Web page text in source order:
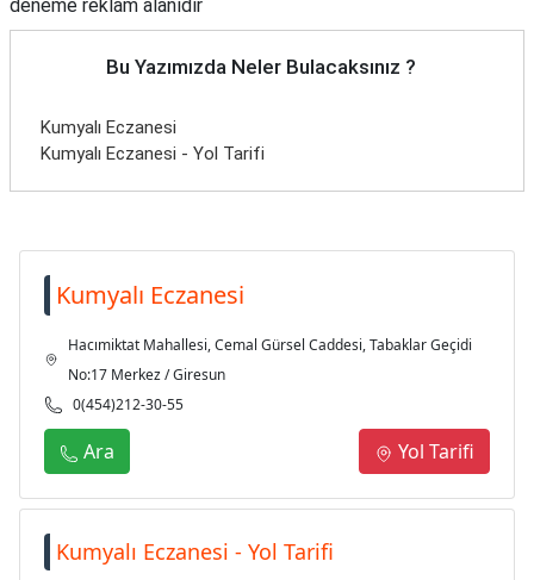
deneme reklam alanıdır
Bu Yazımızda Neler Bulacaksınız ?
Kumyalı Eczanesi
Kumyalı Eczanesi - Yol Tarifi
Kumyalı Eczanesi
Hacımiktat Mahallesi, Cemal Gürsel Caddesi, Tabaklar Geçidi
No:17 Merkez / Giresun
0(454)212-30-55
Ara Yol Tarifi
Kumyalı Eczanesi - Yol Tarifi